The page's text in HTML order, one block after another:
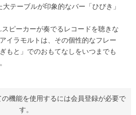
テーブルが印象的なバー「ひびき」
ピーカーが奏でるレコードを聴きな
イラモルトは、その個性的なフレー
もと」でのおもてなしをいつまでも
の機能を使用するには会員登録が必要で
す。